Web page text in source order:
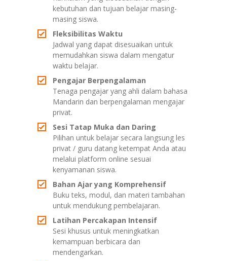
kebutuhan dan tujuan belajar masing-
masing siswa.
Fleksibilitas Waktu
Jadwal yang dapat disesuaikan untuk
memudahkan siswa dalam mengatur
waktu belajar.
Pengajar Berpengalaman
Tenaga pengajar yang ahli dalam bahasa
Mandarin dan berpengalaman mengajar
privat.
Sesi Tatap Muka dan Daring
Pilihan untuk belajar secara langsung les
privat / guru datang ketempat Anda atau
melalui platform online sesuai
kenyamanan siswa.
Bahan Ajar yang Komprehensif
Buku teks, modul, dan materi tambahan
untuk mendukung pembelajaran.
Latihan Percakapan Intensif
Sesi khusus untuk meningkatkan
kemampuan berbicara dan
mendengarkan.